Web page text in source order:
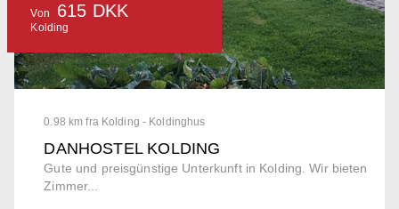
0.98 km fra Kolding - Koldinghus
DANHOSTEL KOLDING
Gute und preisgünstige Unterkunft in Kolding. Wir bieten
Zimmer...
Von 615 DKK
Kolding